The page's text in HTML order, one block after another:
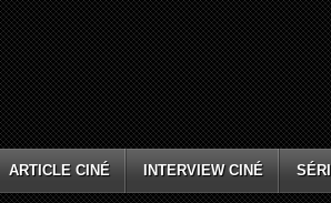
ARTICLE CINÉ INTERVIEW CINÉ